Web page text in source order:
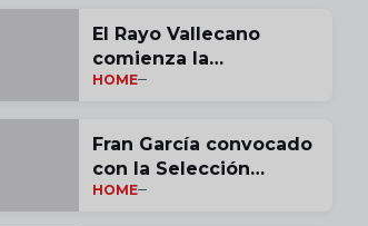
El Rayo Vallecano
comienza la
pretemporada
HOME
Fran García convocado
con la Selección
Española
HOME